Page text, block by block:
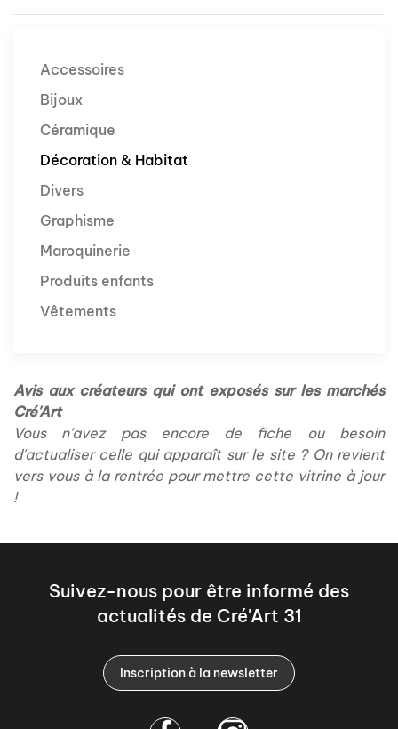
Accessoires
Bijoux
Céramique
Décoration & Habitat
Divers
Graphisme
Maroquinerie
Produits enfants
Vêtements
Avis aux créateurs qui ont exposés sur les marchés
Cré'Art
Vous n'avez pas encore de fiche ou besoin
d'actualiser celle qui apparaît sur le site ? On revient
vers vous à la rentrée pour mettre cette vitrine à jour
!
Suivez-nous pour être informé des
actualités de Cré'Art 31
Inscription à la newsletter